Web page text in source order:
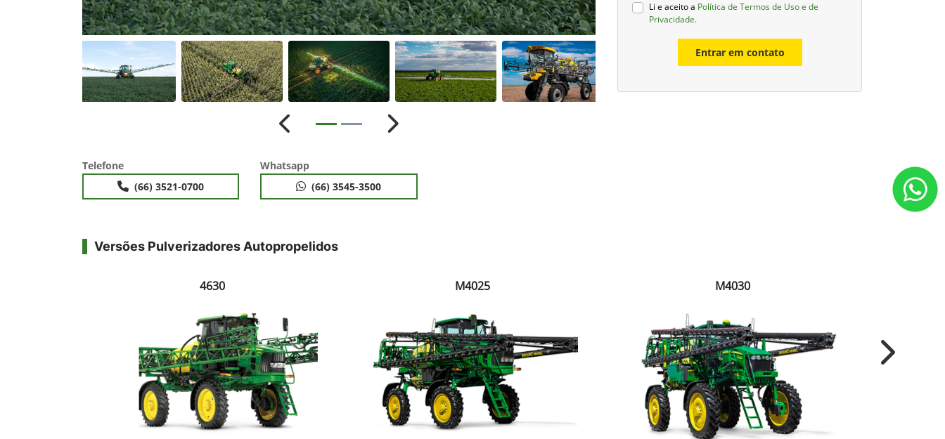
Li e aceito a Política de Termos de Uso e de
Privacidade.
Entrar em contato
Anterior Próximo
Telefone
(66) 3521-0700
Whatsapp
(66) 3545-3500
Versões Pulverizadores Autopropelidos
4630 M4025 M4030
Next